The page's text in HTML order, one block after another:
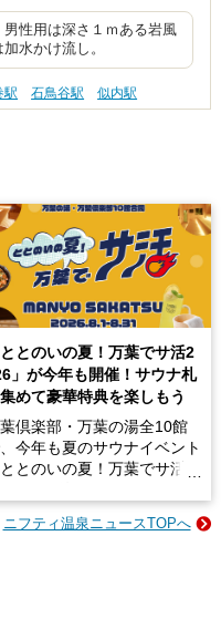
性用は深さ１ｍある岩風
水かけ流し。
駅 石鳥谷駅 似内駅
ととのいの夏！万葉でサ活2
」が今年も開催！サウナ札
めて豪華特典を楽しもう
倶楽部・万葉の湯全10館
今年も夏のサウナイベント
ととのいの夏！万葉でサ活2
年8月1日（土）～8月31
ニフティ温泉ニュースTOPへ